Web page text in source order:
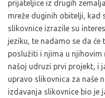
prijateljice iz drugih
mreže duginih obitelji, kad
slikovnice izrazile su
jeziku, te nadamo se da
poslužiti i njima u njihovim
našoj udruzi prvi projekt, i
upravo slikovnica za naše
izdavanja slikovnice bio je